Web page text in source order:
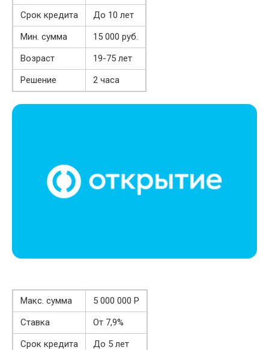
Срок кредита
До 10 лет
Мин. сумма
15 000 руб.
Возраст
19-75 лет
Решение
2 часа
Макс. сумма
5 000 000 Р
Ставка
От 7,9%
Срок кредита
До 5 лет